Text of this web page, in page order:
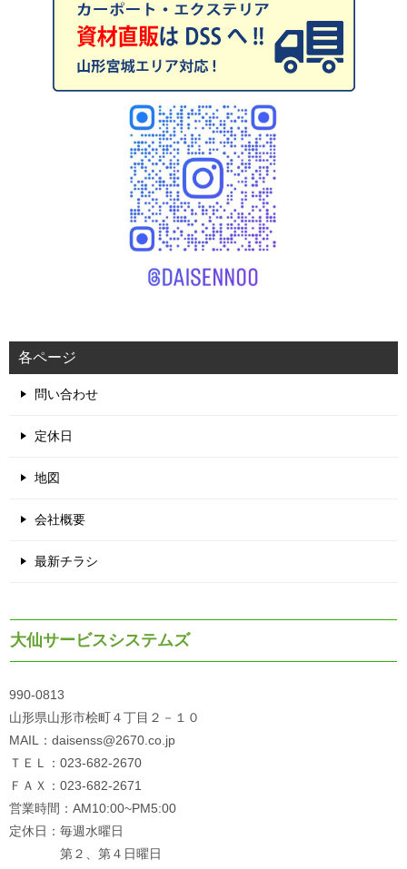
各ページ
問い合わせ
定休日
地図
会社概要
最新チラシ
大仙サービスシステムズ
990-0813
山形県山形市桧町４丁目２－１０
MAIL：daisenss@2670.co.jp
ＴＥＬ：023-682-2670
ＦＡＸ：023-682-2671
営業時間：AM10:00~PM5:00
定休日：毎週水曜日
第２、第４日曜日